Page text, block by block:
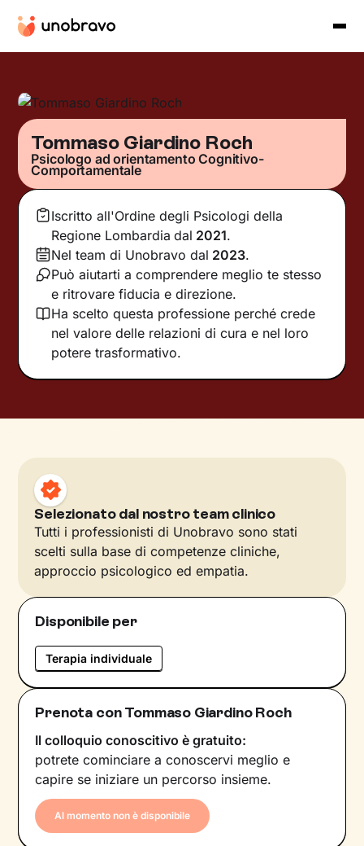
Tommaso Giardino Roch
Psicologo ad orientamento Cognitivo-
Comportamentale
Iscritto all'Ordine degli Psicologi della
Regione Lombardia dal 2021.
Nel team di Unobravo dal 2023.
Può aiutarti a comprendere meglio te stesso
e ritrovare fiducia e direzione.
Ha scelto questa professione perché crede
nel valore delle relazioni di cura e nel loro
potere trasformativo.
Selezionato dal nostro team clinico
Tutti i professionisti di Unobravo sono stati
scelti sulla base di competenze cliniche,
approccio psicologico ed empatia.
Disponibile per
Terapia individuale
Prenota con Tommaso Giardino Roch
Il colloquio conoscitivo è gratuito:
potrete cominciare a conoscervi meglio e
capire se iniziare un percorso insieme.
Al momento non è disponibile